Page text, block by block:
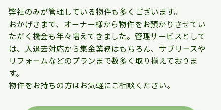
弊社のみが管理している物件も多くございます。
おかげさまで、オーナー様から物件をお預かりさせてい
ただく機会も年々増えてきました。管理サービスとして
は、入退去対応から集金業務はもちろん、サブリースや
リフォームなどのプランまで数多く取り揃えておりま
す。
物件をお持ちの方はお気軽にご相談ください。